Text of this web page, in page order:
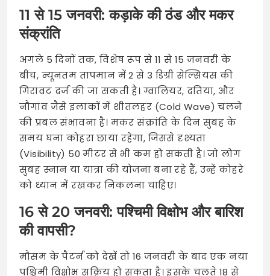
11 से 15 जनवरी: कड़ाके की ठंड और मकर
संक्रांति
अगले 5 दिनों तक, विशेष रूप से 11 से 15 जनवरी के
बीच, न्यूनतम तापमान में 2 से 3 डिग्री सेल्सियस की
गिरावट दर्ज की जा सकती है। ग्वालियर, दतिया, और
नौगांव जैसे इलाकों में शीतलहर (Cold Wave) चलने
की प्रबल संभावना है। मकर संक्रांति के दिन सुबह के
समय घना कोहरा छाया रहेगा, जिससे दृश्यता
(Visibility) 50 मीटर से भी कम हो सकती है। जो लोग
सुबह स्नान या यात्रा की योजना बना रहे हैं, उन्हें कोहरे
को ध्यान में रखकर निकलना चाहिए।
16 से 20 जनवरी: पश्चिमी विक्षोभ और बारिश
की वापसी?
मौसम के पैटर्न को देखें तो 16 जनवरी के बाद एक नया
पश्चिमी विक्षोभ सक्रिय हो सकता है। इसके चलते 18 से